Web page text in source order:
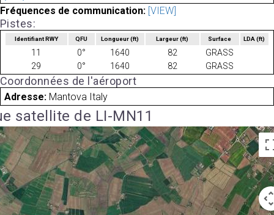
Fréquences de communication: [VIEW]
Pistes:
Identifiant RWY QFU Longueur(ft) Largeur(ft) Surface LDA(ft)
11 0° 1640 82
GRASS
29
0° 1640 82 GRASS
Coordonnées de l'aéroport
Adresse: Mantova Italy
satellite de LI-MN11